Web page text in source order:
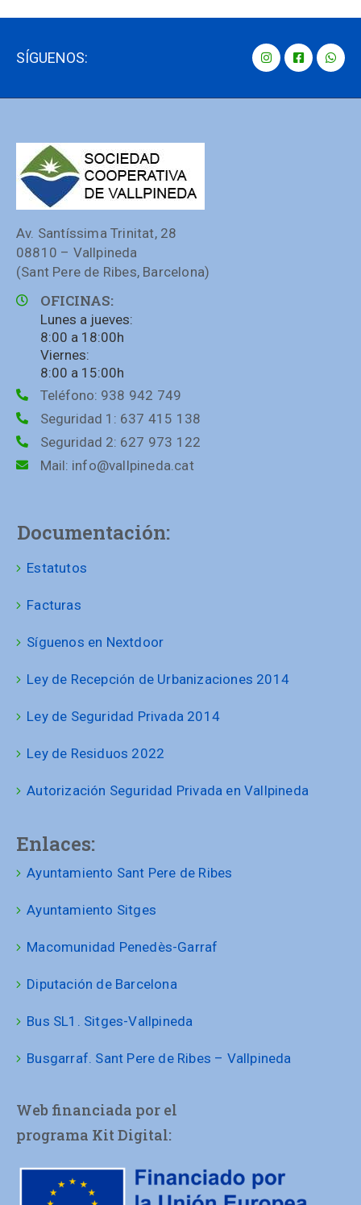
SÍGUENOS:
Av. Santíssima Trinitat, 28
08810 – Vallpineda
(Sant Pere de Ribes, Barcelona)
OFICINAS:
Lunes a jueves:
8:00 a 18:00h
Viernes:
8:00 a 15:00h
Teléfono: 938 942 749
Seguridad 1: 637 415 138
Seguridad 2: 627 973 122
Mail: info@vallpineda.cat
Documentación:
Estatutos
Facturas
Síguenos en Nextdoor
Ley de Recepción de Urbanizaciones 2014
Ley de Seguridad Privada 2014
Ley de Residuos 2022
Autorización Seguridad Privada en Vallpineda
Enlaces:
Ayuntamiento Sant Pere de Ribes
Ayuntamiento Sitges
Macomunidad Penedès-Garraf
Diputación de Barcelona
Bus SL1. Sitges-Vallpineda
Busgarraf. Sant Pere de Ribes – Vallpineda
Web financiada por el
programa Kit Digital: